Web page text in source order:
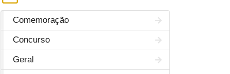
Comemoração
Concurso
Geral